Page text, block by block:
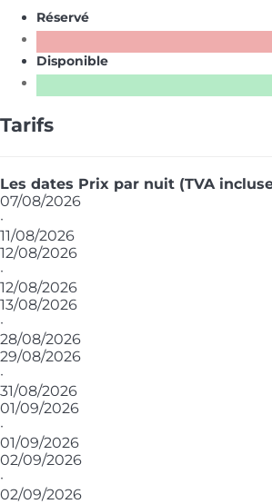
Réservé
Disponible
Tarifs
Les dates Prix par nuit (TVA
07/08/2026
·
11/08/2026
12/08/2026
·
12/08/2026
13/08/2026
·
28/08/2026
29/08/2026
·
31/08/2026
01/09/2026
·
01/09/2026
02/09/2026
·
02/09/2026